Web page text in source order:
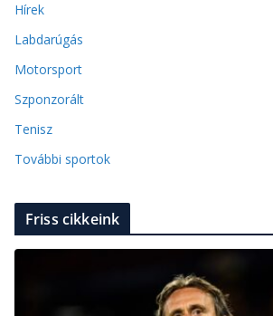
Hírek
Labdarúgás
Motorsport
Szponzorált
Tenisz
További sportok
Friss cikkeink